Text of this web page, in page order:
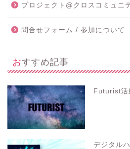
プロジェクト@クロスコミュニ
問合せフォーム / 参加について
おすすめ記事
Futurist活
デジタル